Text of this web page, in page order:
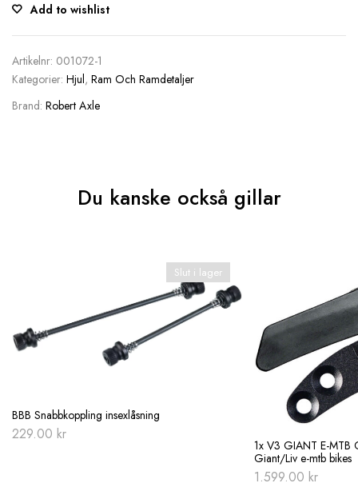
Add to wishlist
Artikelnr: 001072-1
Kategorier: Hjul, Ram Och Ramdetaljer
Brand: Robert Axle
Du kanske också gillar
Slut i lager
BBB Snabbkoppling insexlåsning
229.00 kr
1x V3 GIANT E-MTB
Giant/Liv e-mtb bikes
1.599.00 kr